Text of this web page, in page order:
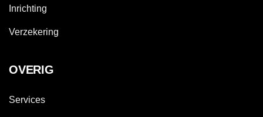
Inrichting
Verzekering
OVERIG
Services